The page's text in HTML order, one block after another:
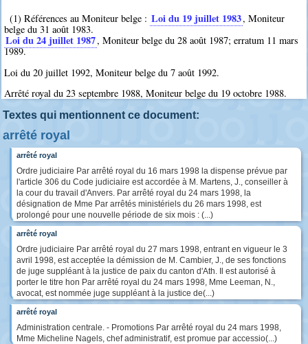
(1) Références au Moniteur belge : Loi du 19 juillet 1983, Moniteur
belge du 31 août 1983.
Loi du 24 juillet 1987, Moniteur belge du 28 août 1987; erratum 11 mars
1989.
Loi du 20 juillet 1992, Moniteur belge du 7 août 1992.
Arrêté royal du 23 septembre 1988, Moniteur belge du 19 octobre 1988.
Textes qui mentionnent ce document:
arrêté royal
arrêté royal
Ordre judiciaire Par arrêté royal du 16 mars 1998 la dispense prévue par
l'article 306 du Code judiciaire est accordée à M. Martens, J., conseiller à
la cour du travail d'Anvers. Par arrêté royal du 24 mars 1998, la
désignation de Mme Par arrêtés ministériels du 26 mars 1998, est
prolongé pour une nouvelle période de six mois : (...)
arrêté royal
Ordre judiciaire Par arrêté royal du 27 mars 1998, entrant en vigueur le 3
avril 1998, est acceptée la démission de M. Cambier, J., de ses fonctions
de juge suppléant à la justice de paix du canton d'Ath. Il est autorisé à
porter le titre hon Par arrêté royal du 24 mars 1998, Mme Leeman, N.,
avocat, est nommée juge suppléant à la justice de(...)
arrêté royal
Administration centrale. - Promotions Par arrêté royal du 24 mars 1998,
Mme Micheline Nagels, chef administratif, est promue par accessio(...)